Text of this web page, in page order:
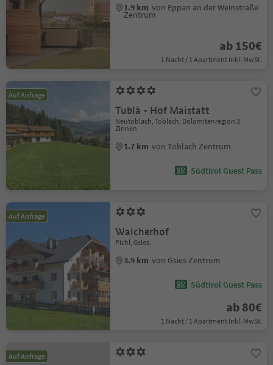
1.9 km von Eppan an der Weinstraße
Zentrum
ab 150€
1 Nacht / 1 Apartment Inkl. MwSt.
Auf Anfrage
Tublà - Hof Maistatt
Neutoblach, Toblach, Dolomitenregion 3
Zinnen
1.7 km von Toblach Zentrum
Südtirol Guest Pass
Auf Anfrage
Walcherhof
Pichl, Gsies,
3.9 km von Gsies Zentrum
Südtirol Guest Pass
ab 80€
1 Nacht / 1 Apartment Inkl. MwSt.
Auf Anfrage